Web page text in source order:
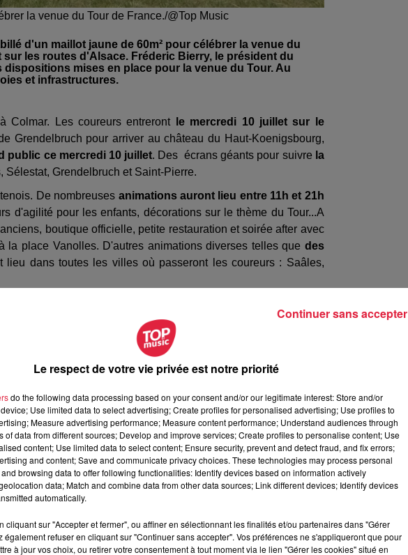
la venue du Tour de France./@Top Music
d'un maillot jaune de 60m² pour célébrer la venue du
les routes d'Alsace. Fréderic Bierry, le président du
mises en place pour la venue du Tour. Au
et infrastructures.
Colmar. Les coureurs entreront
le mercredi 10 juillet sur le
Grendelbruch pour arriver au château du Haut-Koenigsbourg,
public ce mercredi 10 juillet. Des écrans géants pour suivre la
Sélestat, Grendelbruch et Saint-Pierre.
De nombreuses animations auront lieu entre 11h et 21h
d'agilité pour les enfants, décorations sur le thème du Tour...A
boutique officielle, petite restauration et soirée after avec
place Vanolles. D'autres animations diverses telles que des
lieu dans toutes les villes où passeront les coureurs : Saâles,
80 chaînes dans près de 190 pays, Fréderic Bierry souligne la
potentialités de l’Alsace, de mettre en valeur nos villages,
naturel. Toutes les occasions vont être bonnes pour
Alsace"sera visible tout au long du parcours sur plusieurs
aux entrées et sorties des communes, des drapeaux, cartes
maillot jaune...
aménagements de voies pour l'arrivée du Tour en Alsace :
sont plûtot bien entretenues, pour autant,on a
mois. En début d'année prochaine, on a anticipé
Le respect de votre vie privée est notre priorité
do the following data processing based on your consent and/or our legitimate interest: Store and/or
Use limited data to select advertising; Create profiles for personalised advertising; Use profiles to
Measure advertising performance; Measure content performance; Understand audiences through
of data from different sources; Develop and improve services; Create profiles to personalise content; Use
content; Use limited data to select content; Ensure security, prevent and detect fraud, and fix errors;
and content; Save and communicate privacy choices. These technologies may process personal
browsing data to offer following functionalities: Identify devices based on information actively
data; Match and combine data from other data sources; Link different devices; Identify devices
automatically.
cliquant sur "Accepter et fermer", ou affiner en sélectionnant les finalités et/ou partenaires dans "Gérer
également refuser en cliquant sur "Continuer sans accepter". Vos préférences ne s'appliqueront que pour
à jour vos choix, ou retirer votre consentement à tout moment via le lien "Gérer les cookies" situé en
Continuer sans accepter